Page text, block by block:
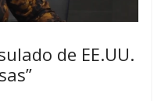
de EE.UU.